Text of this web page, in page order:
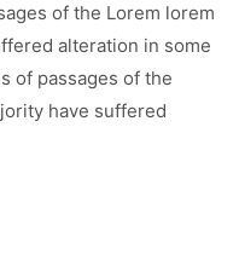
of the Lorem lorem
alteration in some
of passages of the
have suffered